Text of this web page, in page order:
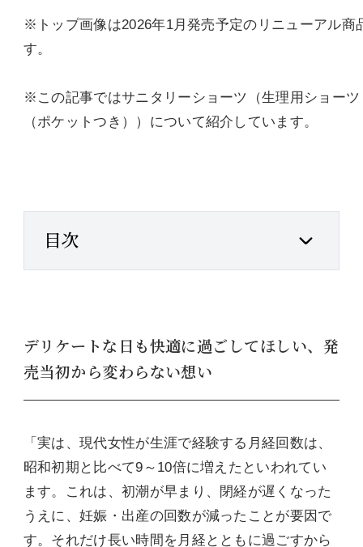
※トップ画像は2026年1月発売予定のリニューアル商
す。
※この記事ではサニタリーショーツ（生理用ショーツ
（ポケットつき））について紹介しています。
目次
デリケートな日も快適に過ごしてほしい、発
売当初から変わらない想い
「実は、現代女性が生涯で経験する月経回数は、
昭和初期と比べて9～10倍に増えたといわれてい
ます。これは、初潮が早まり、閉経が遅くなった
うえに、妊娠・出産の回数が減ったことが要因で
す。それだけ長い時間を月経とともに過ごすから